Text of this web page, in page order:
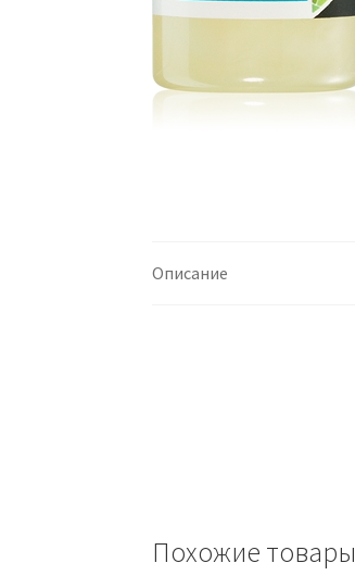
Описание
Похожие товары